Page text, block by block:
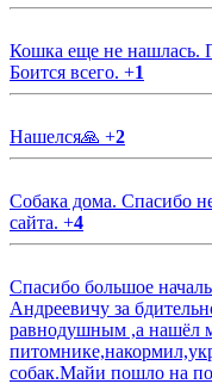
Кошка еще не нашлась.
Боится всего. +1
Нашелся🙏 +2
Собака дома. Спасибо
сайта. +4
Спасибо большое
Андреевичу за
равнодушным ,а нашёл
собак.Майи пошло на